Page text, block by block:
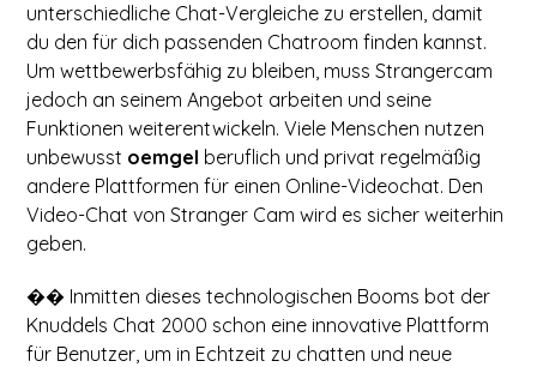
unterschiedliche Chat-Vergleiche zu erstellen, damit
du den für dich passenden Chatroom finden kannst.
Um wettbewerbsfähig zu bleiben, muss Strangercam
jedoch an seinem Angebot arbeiten und seine
Funktionen weiterentwickeln. Viele Menschen nutzen
unbewusst oemgel beruflich und privat regelmäßig
andere Plattformen für einen Online-Videochat. Den
Video-Chat von Stranger Cam wird es sicher weiterhin
geben.
�� Inmitten dieses technologischen Booms bot der
Knuddels Chat 2000 schon eine innovative Plattform
für Benutzer, um in Echtzeit zu chatten und neue